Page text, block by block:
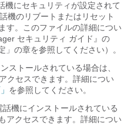
機にセキュリティが設定されて
機のリブートまたはリセット
す。このファイルの詳細につい
セキュリティ ガイド』の
」の章を参照してください）。
ストールされている場合は、
クセスできます。詳細につい
を参照してください。
機にインストールされている
アクセスできます。詳細につい